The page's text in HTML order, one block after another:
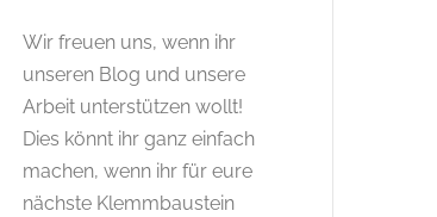
Wir freuen uns, wenn ihr
unseren Blog und unsere
Arbeit unterstützen wollt!
Dies könnt ihr ganz einfach
machen, wenn ihr für eure
nächste Klemmbaustein